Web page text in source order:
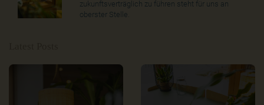
zukunftsverträglich zu führen steht für uns an
oberster Stelle.